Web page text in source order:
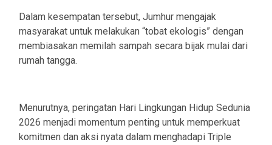
Dalam kesempatan tersebut, Jumhur mengajak
masyarakat untuk melakukan “tobat ekologis” dengan
membiasakan memilah sampah secara bijak mulai dari
rumah tangga.
Menurutnya, peringatan Hari Lingkungan Hidup Sedunia
2026 menjadi momentum penting untuk memperkuat
komitmen dan aksi nyata dalam menghadapi Triple